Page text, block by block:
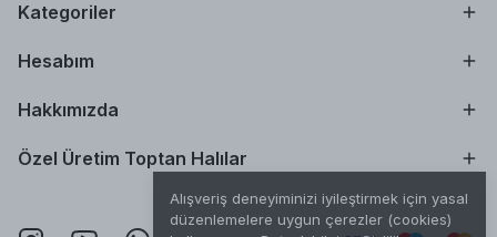
Alışveriş deneyiminizi iyileştirmek için yasal
düzenlemelere uygun çerezler (cookies)
Kategoriler
Hesabım
Hakkımızda
Özel Üretim Toptan Halılar